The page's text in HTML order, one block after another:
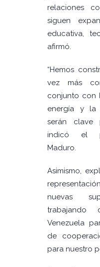
relaciones
siguen
educativa,
afirmó.
“Hemos
vez más
conjunto con
energía y la
serán clave
indicó el
Maduro.
Asimismo,
nuevas
trabajando
Venezuela
de
para nuestro